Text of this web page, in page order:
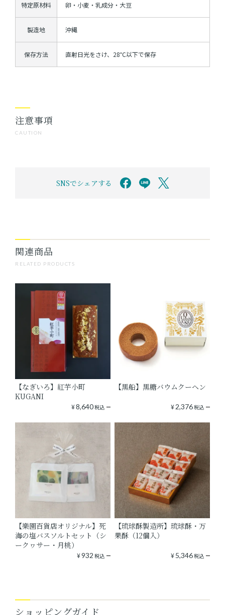
特定原材料 卵・小麦・乳成分・大豆
製造地 沖縄
保存方法 直射日光をさけ、28℃以下で保存
CAUTION
注意事項
SNSでシェアする
RELATED PRODUCTS
関連商品
【なぎいろ】紅芋小町
KUGANI
¥8,640税込
【黒船】黒糖バウムクーヘン
¥2,376税込
【樂園百貨店オリジナル】死
海の塩バスソルトセット（シ
ークヮサー・月桃）
¥932 税込
【琉球酥製造所】琉球酥・万
果酥（12個入）
¥5,346税込
ショッピングガイド